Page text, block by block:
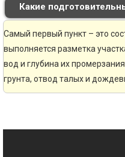
Какие
Самый первый пункт – это
выполняется разметка
вод и глубина их
грунта, отвод талых и